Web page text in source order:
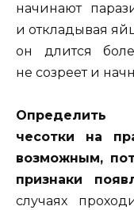
начинают
и откладывая
он длится
не созреет и
Определить
чесотки на
возможным,
признаки
случаях